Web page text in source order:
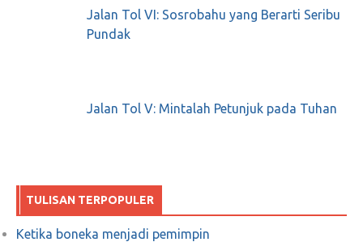
Jalan Tol VI: Sosrobahu yang Berarti Seribu
Pundak
Jalan Tol V: Mintalah Petunjuk pada Tuhan
TULISAN TERPOPULER
Ketika boneka menjadi pemimpin